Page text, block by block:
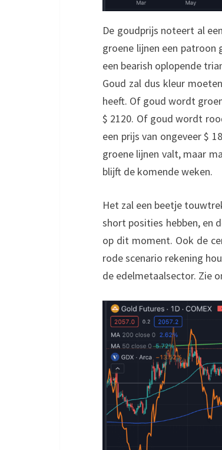
De goudprijs noteert al
groene lijnen een
een bearish oplopende
Goud zal dus kleur
heeft. Of goud wordt
$ 2120. Of goud wordt
een prijs van ongeveer $
groene lijnen valt, maar
blijft de komende weken.
Het zal een beetje
short posities hebben, en
op dit moment. Ook de
rode scenario rekening
de edelmetaalsector. Zie